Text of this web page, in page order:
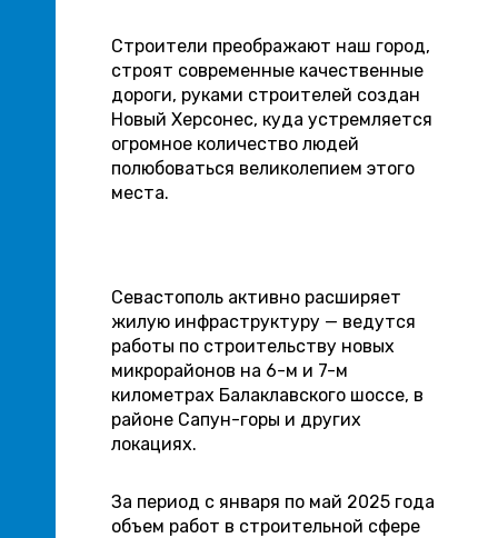
Строители преображают наш город,
строят современные качественные
дороги, руками строителей создан
Новый Херсонес, куда устремляется
огромное количество людей
полюбоваться великолепием этого
места.
Севастополь активно расширяет
жилую инфраструктуру — ведутся
работы по строительству новых
микрорайонов на 6-м и 7-м
километрах Балаклавского шоссе, в
районе Сапун-горы и других
локациях.
За период с января по май 2025 года
объем работ в строительной сфере